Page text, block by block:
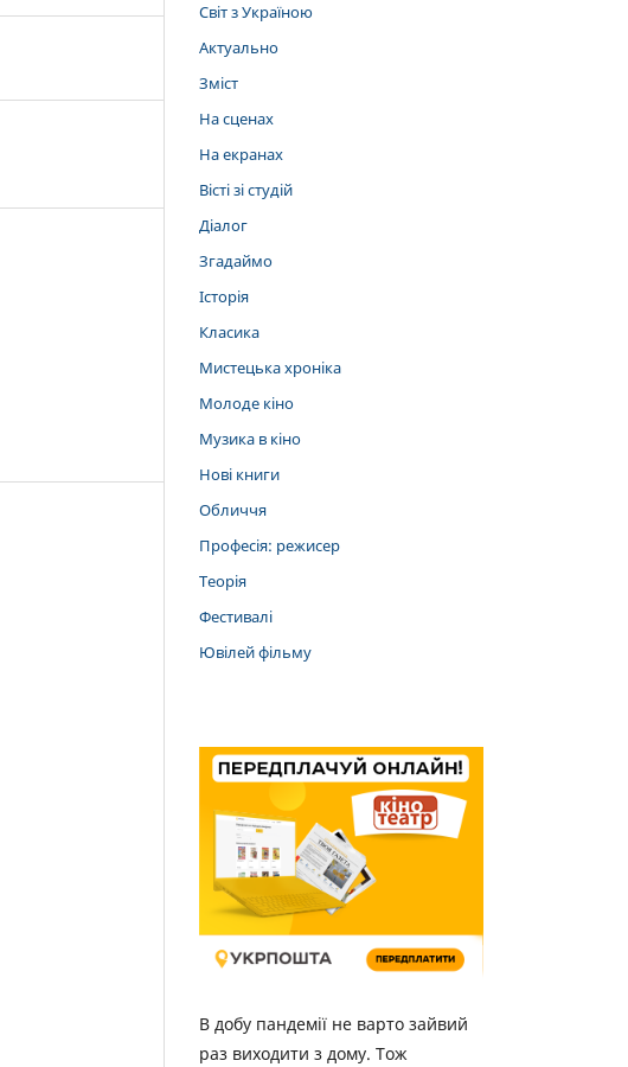
Світ з Україною
Актуально
Зміст
На сценах
На екранах
Вісті зі студій
Діалог
Згадаймо
Історія
Класика
Мистецька хроніка
Молоде кіно
Музика в кіно
Нові книги
Обличчя
Професія: режисер
Теорія
Фестивалі
Ювілей фільму
В добу пандемії не варто зайвий
раз виходити з дому. Тож